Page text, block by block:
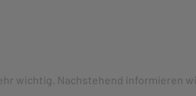
wichtig. Nachstehend informieren